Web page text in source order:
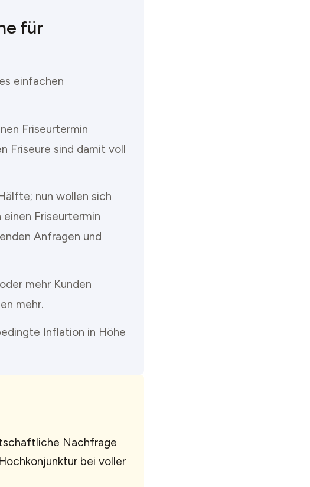
für
einfachen
Friseurtermin
Friseure sind damit voll
nun wollen sich
Friseurtermin
Anfragen und
mehr Kunden
mehr.
Inflation in Höhe
Nachfrage
bei voller